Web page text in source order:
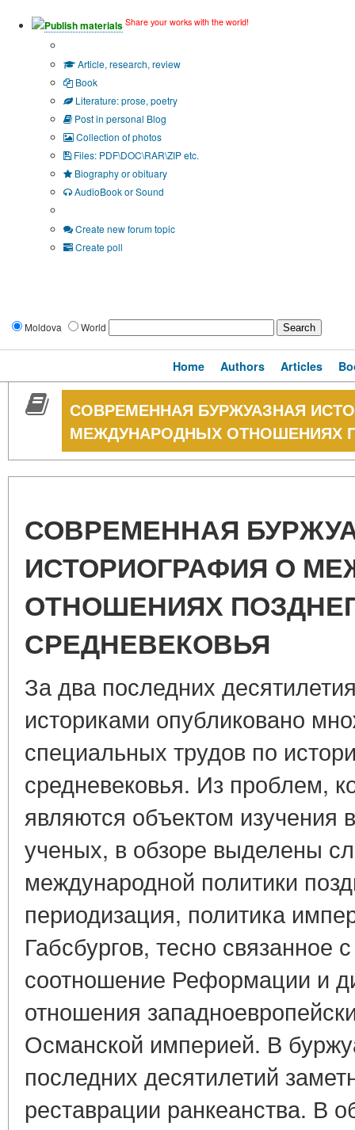
Publish materials Share your works with the world!
Article, research, review
Book
Literature: prose, poetry
Post in personal Blog
Collection of photos
Files: PDF\DOC\RAR\ZIP etc.
Biography or obituary
AudioBook or Sound
Create new forum topic
Create poll
Moldova World
Home Authors Articles
СОВРЕМЕННАЯ БУРЖУАЗНАЯ
МЕЖДУНАРОДНЫХ ОТНОШЕНИЯХ
СОВРЕМЕННАЯ
ИСТОРИОГРАФИЯ О
ОТНОШЕНИЯХ
СРЕДНЕВЕКОВЬЯ
За два последних
историками опубликовано
специальных трудов по
средневековья. Из проблем,
являются объектом изучения
ученых, в обзоре выделены
международной политики
периодизация, политика
Габсбургов, тесно связанное
соотношение Реформации и
отношения
Османской империей. В
последних десятилетий
реставрации ранкеанства. В